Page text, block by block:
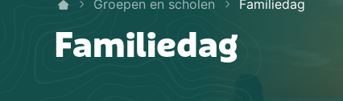
Groepen en scholen Familiedag
Familiedag